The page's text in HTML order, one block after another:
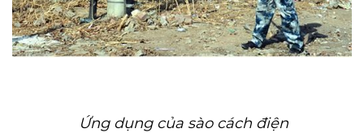
Ứng dụng của sào cách điện